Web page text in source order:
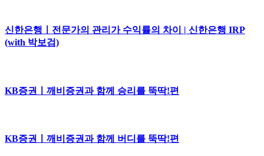
신한은행ㅣ전문가의 관리가 수익률의 차이 | 신한은행 IRP
(with 박보검)
KB증권ㅣ깨비증권과 함께 승리를 뚝딱!편
KB증권ㅣ깨비증권과 함께 버디를 뚝딱!편